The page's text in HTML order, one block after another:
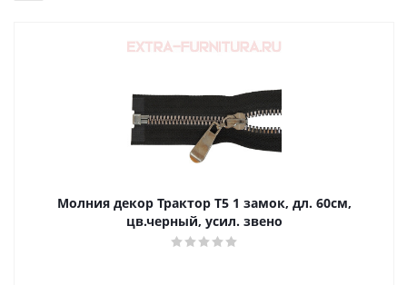
Молния декор Трактор Т5 1 замок, дл. 60см,
цв.черный, усил. звено